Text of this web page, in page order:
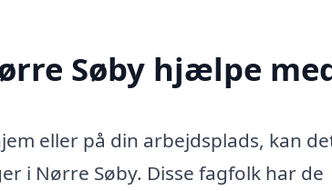
Søby hjælpe
eller på din arbejdsplads, kan
i Nørre Søby. Disse fagfolk har de